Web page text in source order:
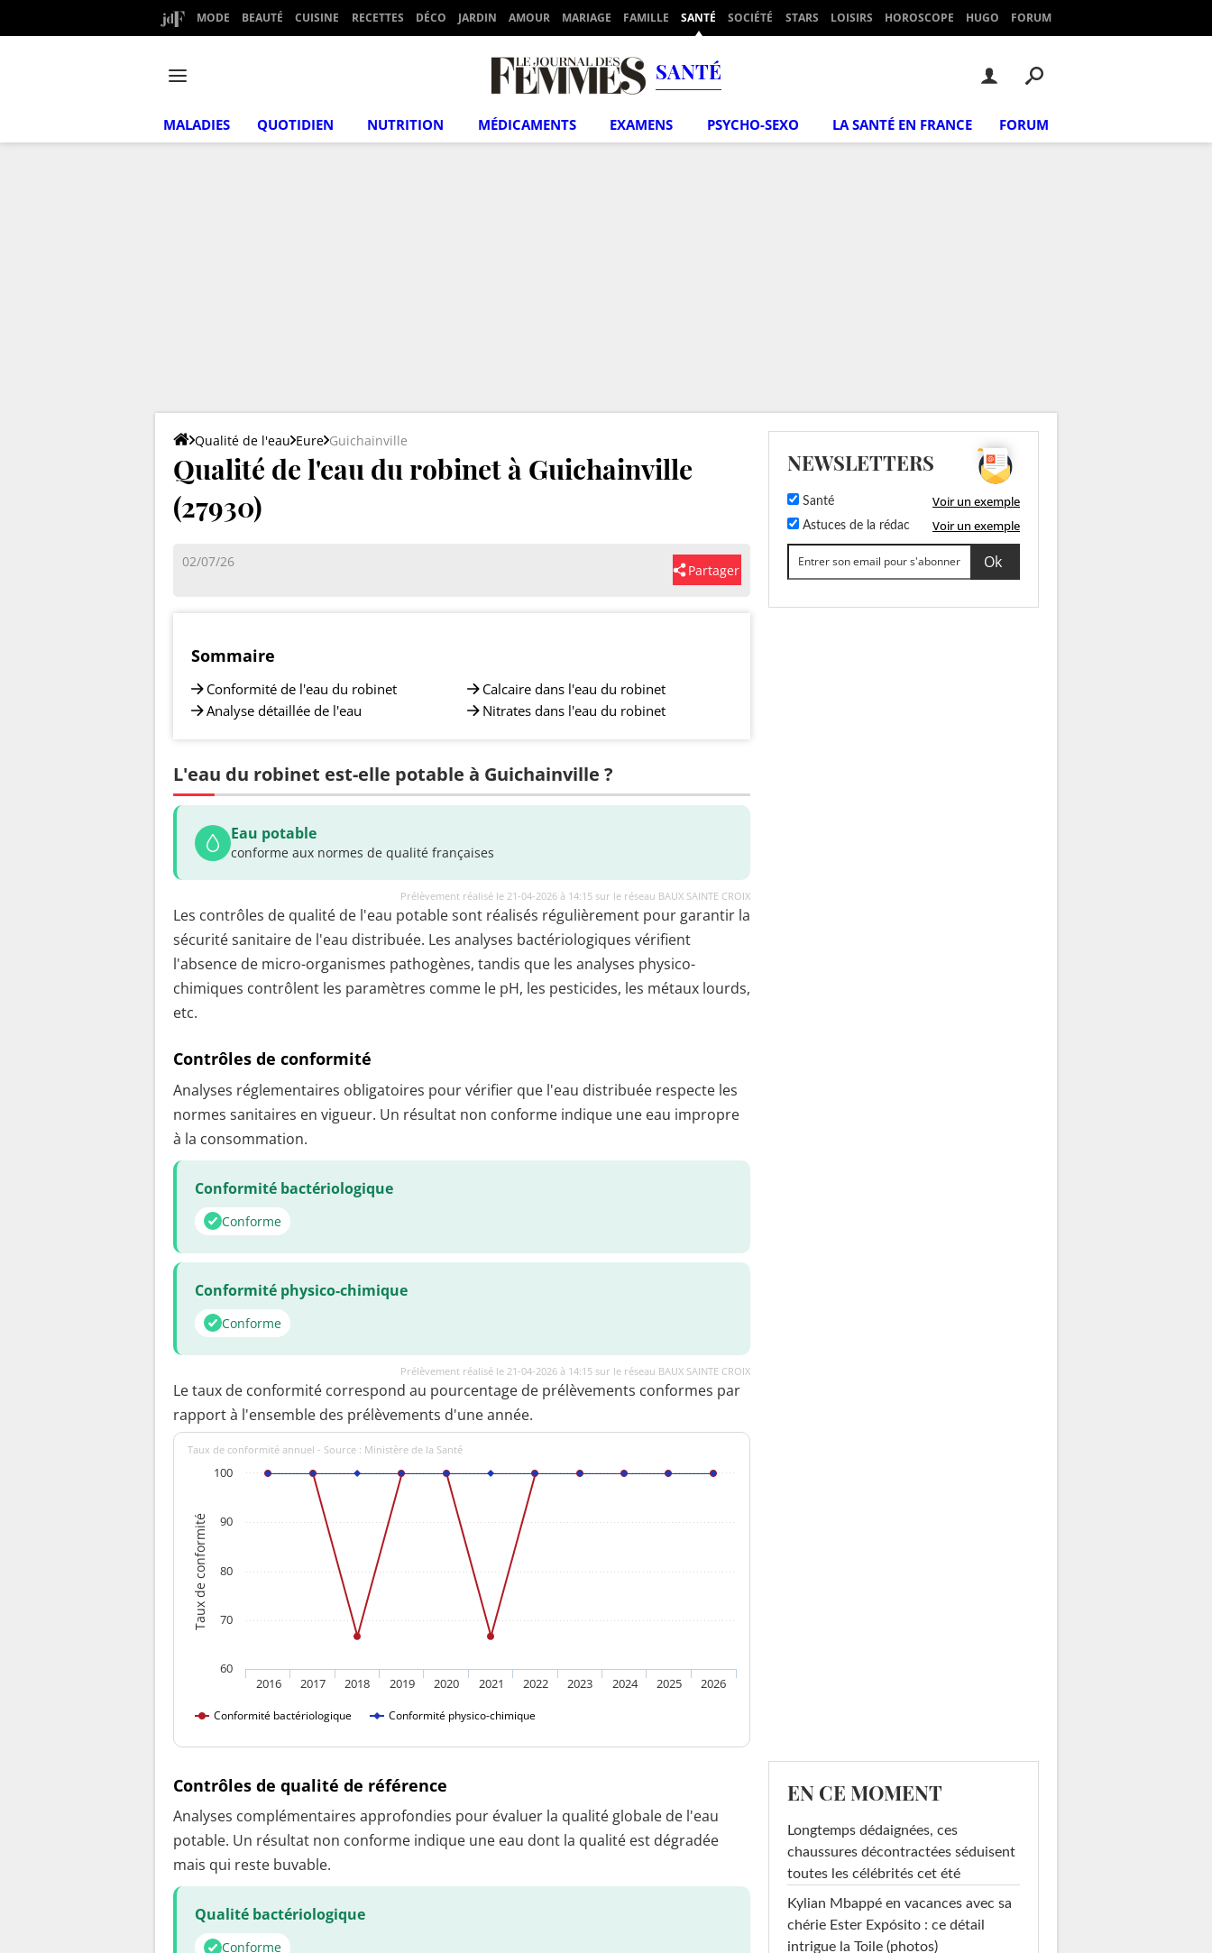
MODE BEAUTÉ CUISINE RECETTES DÉCO JARDIN AMOUR MARIAGE FAMILLE SANTÉ SOCIÉTÉ STARS LOISIRS HOROSCOPE HUGO FORUM
SANTÉ
MALADIES QUOTIDIEN NUTRITION MÉDICAMENTS EXAMENS PSYCHO-SEXO LA SANTÉ EN FRANCE FORUM
Qualité de l'eau Eure Guichainville
Qualité de l'eau du robinet à Guichainville
(27930)
02/07/26
Partager
Sommaire
Conformité de l'eau du robinet
Analyse détaillée de l'eau
Calcaire dans l'eau du robinet
Nitrates dans l'eau du robinet
L'eau du robinet est-elle potable à Guichainville ?
Eau potable
conforme aux normes de qualité françaises
Prélèvement réalisé le 21-04-2026 à 14:15 sur le réseau BAUX SAINTE CROIX
Les contrôles de qualité de l'eau potable sont réalisés régulièrement pour garantir la
sécurité sanitaire de l'eau distribuée. Les analyses bactériologiques vérifient
l'absence de micro-organismes pathogènes, tandis que les analyses physico-
chimiques contrôlent les paramètres comme le pH, les pesticides, les métaux lourds,
etc.
Contrôles de conformité
Analyses réglementaires obligatoires pour vérifier que l'eau distribuée respecte les
normes sanitaires en vigueur. Un résultat non conforme indique une eau impropre
à la consommation.
Conformité bactériologique
Conforme
Conformité physico-chimique
Conforme
Prélèvement réalisé le 21-04-2026 à 14:15 sur le réseau BAUX SAINTE CROIX
Le taux de conformité correspond au pourcentage de prélèvements conformes par
rapport à l'ensemble des prélèvements d'une année.
Taux de conformité
Taux de conformité annuel - Source : Ministère de la Santé
Conformité bactériologique Conformité physico-chimique
2016 2017 2018 2019 2020 2021 2022 2023 2024 2025 2026
60
70
80
90
100
Contrôles de qualité de référence
Analyses complémentaires approfondies pour évaluer la qualité globale de l'eau
potable. Un résultat non conforme indique une eau dont la qualité est dégradée
mais qui reste buvable.
Qualité bactériologique
Conforme
NEWSLETTERS
Santé Voir un exemple
Astuces de la rédac Voir un exemple
EN CE MOMENT
Longtemps dédaignées, ces
chaussures décontractées séduisent
toutes les célébrités cet été
Kylian Mbappé en vacances avec sa
chérie Ester Expósito : ce détail
intrigue la Toile (photos)